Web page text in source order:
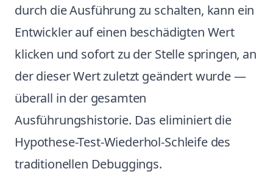
durch die Ausführung zu schalten, kann ein
Entwickler auf einen beschädigten Wert
klicken und sofort zu der Stelle springen, an
der dieser Wert zuletzt geändert wurde —
überall in der gesamten
Ausführungshistorie. Das eliminiert die
Hypothese-Test-Wiederhol-Schleife des
traditionellen Debuggings.